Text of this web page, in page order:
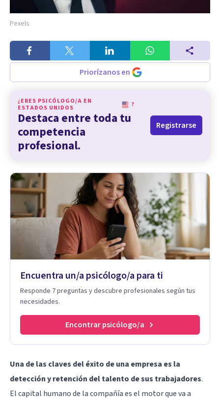
Pexels
Priorízanos en
¿ERES PSICÓLOGO/A EN
ESTADOS UNIDOS
?
Destaca entre toda tu
competencia
profesional.
Registrarse
Encuentra un/a psicólogo/a para ti
Responde 7 preguntas y descubre profesionales según tus
necesidades.
Encontrar psicólogo/a
Una de las claves del éxito de una empresa es la
detección y retención del talento de sus trabajadores.
El capital humano de la compañía es el motor que va a